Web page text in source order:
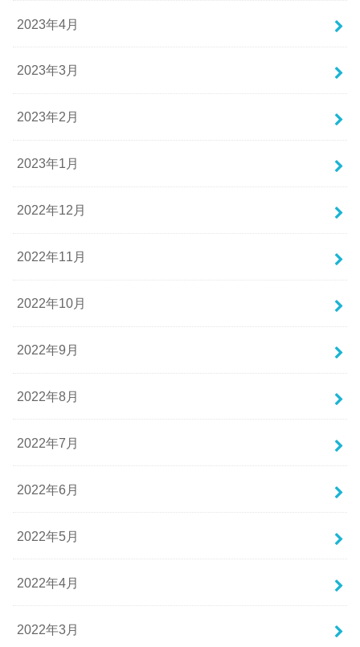
2023年4月
2023年3月
2023年2月
2023年1月
2022年12月
2022年11月
2022年10月
2022年9月
2022年8月
2022年7月
2022年6月
2022年5月
2022年4月
2022年3月